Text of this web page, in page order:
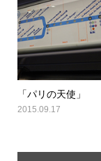
「パリの天使」
2015.09.17